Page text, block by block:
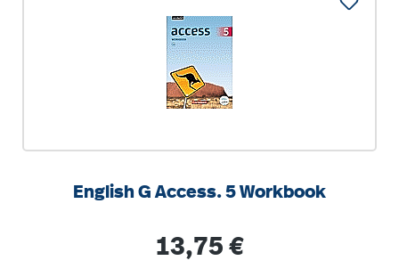
English G Access. 5 Workbook
Regulärer Preis:
13,75 €